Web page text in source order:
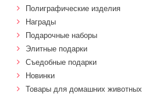
Полиграфические изделия
Награды
Подарочные наборы
Элитные подарки
Cъедобные подарки
Новинки
Товары для домашних животных